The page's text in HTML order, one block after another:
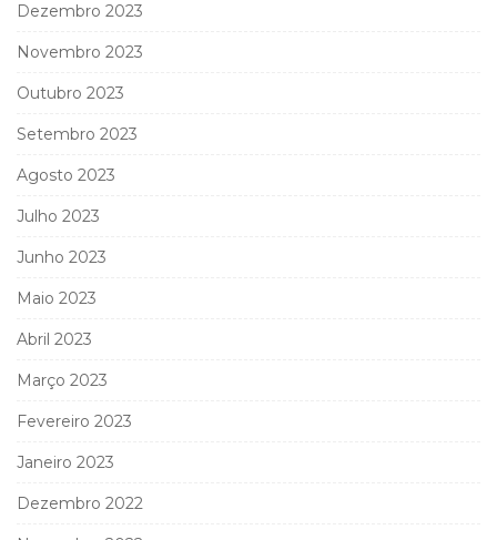
Dezembro 2023
Novembro 2023
Outubro 2023
Setembro 2023
Agosto 2023
Julho 2023
Junho 2023
Maio 2023
Abril 2023
Março 2023
Fevereiro 2023
Janeiro 2023
Dezembro 2022